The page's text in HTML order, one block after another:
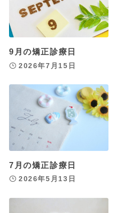
9月の矯正診療日
2026年7月15日
7月の矯正診療日
2026年5月13日